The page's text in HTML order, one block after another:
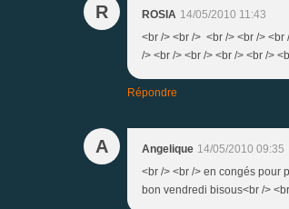
R ROSIA 14/05/2010 11:43
<br /> <br /> <br /> <br />
/> <br /> <br /> <br /> <br />
Répondre
A Angelique 14/05/2010 09:35
<br /> <br /> en congés pour
bon vendredi bisous<br />